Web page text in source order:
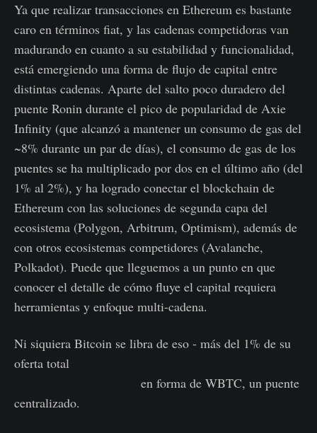
Ya que realizar transacciones en Ethereum es bastante
caro en términos fiat, y las cadenas competidoras van
madurando en cuanto a su estabilidad y funcionalidad,
está emergiendo una forma de flujo de capital entre
distintas cadenas. Aparte del salto poco duradero del
puente Ronin durante el pico de popularidad de Axie
Infinity (que alcanzó a mantener un consumo de gas del
~8% durante un par de días), el consumo de gas de los
puentes se ha multiplicado por dos en el último año (del
1% al 2%), y ha logrado conectar el blockchain de
Ethereum con las soluciones de segunda capa del
ecosistema (Polygon, Arbitrum, Optimism), además de
con otros ecosistemas competidores (Avalanche,
Polkadot). Puede que lleguemos a un punto en que
conocer el detalle de cómo fluye el capital requiera
herramientas y enfoque multi-cadena.
Ni siquiera Bitcoin se libra de eso - más del 1% de su
oferta total
en forma de WBTC, un puente
centralizado.